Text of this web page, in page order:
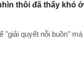
thôi đã thấy khó ở
"giải quyết nỗi buồn" mà